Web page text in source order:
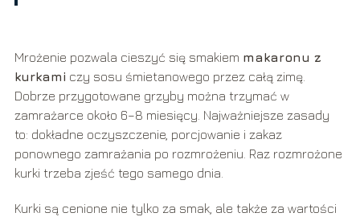
Mrożenie pozwala cieszyć się smakiem makaronu z
kurkami czy sosu śmietanowego przez całą zimę.
Dobrze przygotowane grzyby można trzymać w
zamrażarce około 6–8 miesięcy. Najważniejsze zasady
to: dokładne oczyszczenie, porcjowanie i zakaz
ponownego zamrażania po rozmrożeniu. Raz rozmrożone
kurki trzeba zjeść tego samego dnia.
Kurki są cenione nie tylko za smak, ale także za wartości